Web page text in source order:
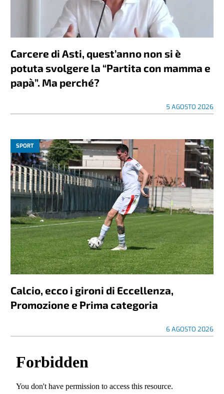
Carcere di Asti, quest’anno non si è
potuta svolgere la “Partita con mamma e
papà”. Ma perché?
5 AGOSTO 2026
SPORT
Calcio, ecco i gironi di Eccellenza,
Promozione e Prima categoria
6 AGOSTO 2026